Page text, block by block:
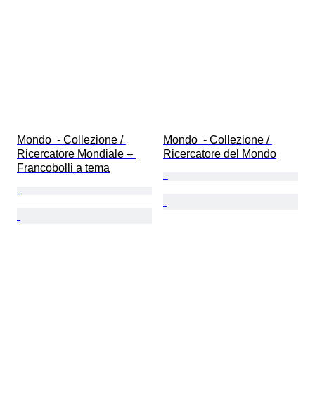
Mondo  - Collezione /
Ricercatore Mondiale –
Francobolli a tema
Mondo  - Collezione /
Ricercatore del Mondo